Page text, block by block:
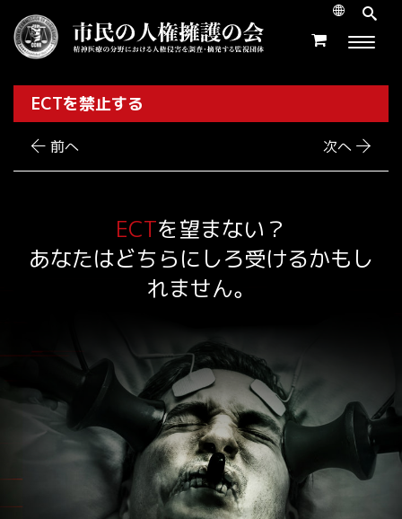
ECTを禁止する
前へ 次へ
ECTを望まない？
あなたはどちらにしろ受けるかもし
れません。